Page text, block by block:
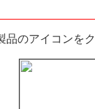
のアイコンを